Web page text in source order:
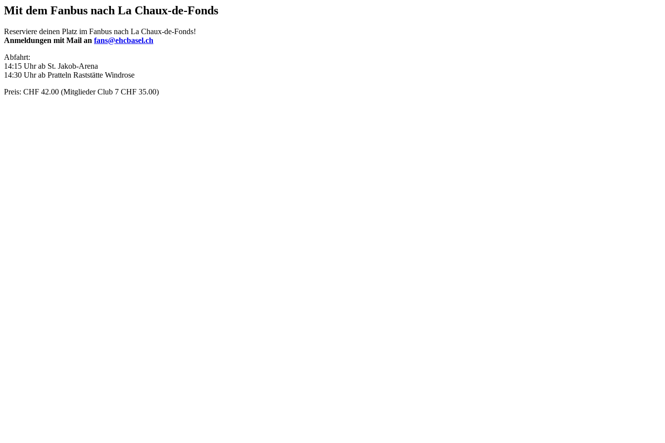
Mit dem Fanbus nach La Chaux-de-Fonds
Reserviere deinen Platz im Fanbus nach La Chaux-de-Fonds!
Anmeldungen mit Mail an fans@ehcbasel.ch
Abfahrt:
14:15 Uhr ab St. Jakob-Arena
14:30 Uhr ab Pratteln Raststätte Windrose
Preis: CHF 42.00 (Mitglieder Club 7 CHF 35.00)